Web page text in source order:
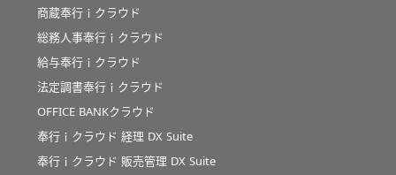
商蔵奉行ｉクラウド
総務人事奉行ｉクラウド
給与奉行ｉクラウド
法定調書奉行ｉクラウド
OFFICE BANKクラウド
奉行ｉクラウド 経理 DX Suite
奉行ｉクラウド 販売管理 DX Suite